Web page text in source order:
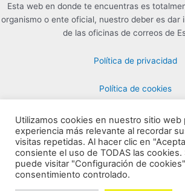
Esta web en donde te encuentras es
organismo o ente oficial, nuestro deber es dar
de las oficinas de correos de
Política de privacidad
Política de cookies
Contacto para Publicidad en
Copyright © 2026 Horarios de las Oficinas de
horarioscorreos.com
Utilizamos cookies en nuestro sitio web
experiencia más relevante al recordar
visitas repetidas. Al hacer clic en
consiente el uso de TODAS las cookies.
puede visitar "Configuración de
consentimiento controlado.